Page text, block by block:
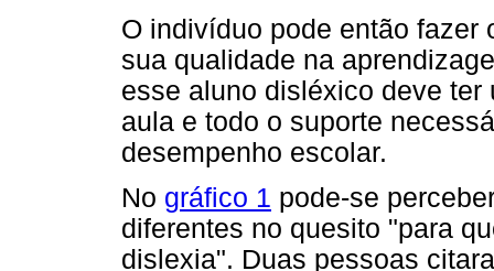
O indivíduo pode então fazer
sua qualidade na
esse aluno disléxico deve
aula e todo o suporte
desempenho escolar.
No gráfico 1 pode-se
diferentes no quesito "para
dislexia". Duas pessoas